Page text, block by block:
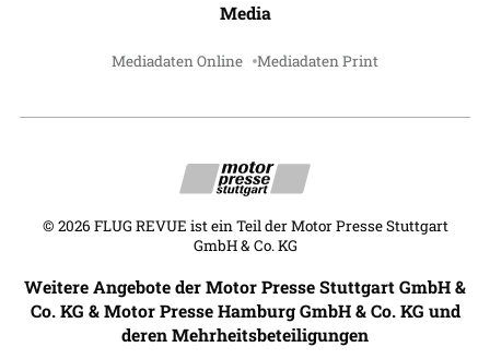
Media
Mediadaten Online Mediadaten Print
© 2026 FLUG REVUE ist ein Teil der Motor Presse Stuttgart
GmbH & Co. KG
Weitere Angebote der Motor Presse Stuttgart GmbH &
Co. KG & Motor Presse Hamburg GmbH & Co. KG und
deren Mehrheitsbeteiligungen